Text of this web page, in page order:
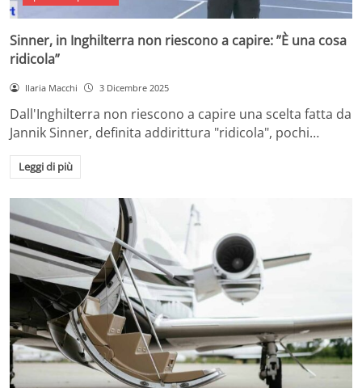
Sinner, in Inghilterra non riescono a capire: ”È una cosa
ridicola”
Ilaria Macchi 3 Dicembre 2025
Dall'Inghilterra non riescono a capire una scelta fatta da
Jannik Sinner, definita addirittura "ridicola", pochi…
Leggi di più